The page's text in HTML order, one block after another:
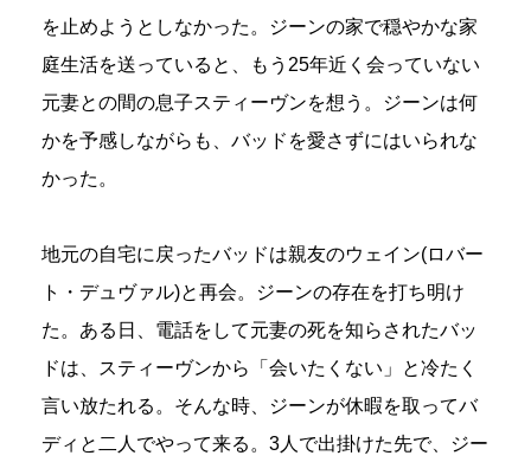
を止めようとしなかった。ジーンの家で穏やかな家
庭生活を送っていると、もう25年近く会っていない
元妻との間の息子スティーヴンを想う。ジーンは何
かを予感しながらも、バッドを愛さずにはいられな
かった。
地元の自宅に戻ったバッドは親友のウェイン(ロバー
ト・デュヴァル)と再会。ジーンの存在を打ち明け
た。ある日、電話をして元妻の死を知らされたバッ
ドは、スティーヴンから「会いたくない」と冷たく
言い放たれる。そんな時、ジーンが休暇を取ってバ
ディと二人でやって来る。3人で出掛けた先で、ジー